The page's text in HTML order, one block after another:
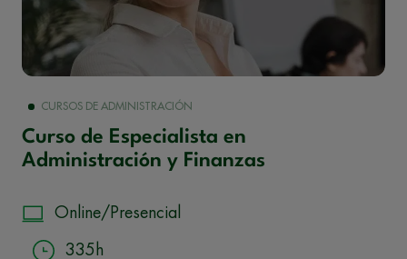
CURSOS DE ADMINISTRACIÓN
Curso de Especialista en
Administración y Finanzas
Online/Presencial
335h